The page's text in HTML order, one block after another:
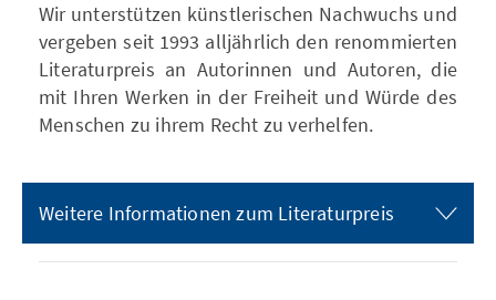
Wir unterstützen künstlerischen Nachwuchs und
vergeben seit 1993 alljährlich den renommierten
Literaturpreis an Autorinnen und Autoren, die
mit Ihren Werken in der Freiheit und Würde des
Menschen zu ihrem Recht zu verhelfen.
Weitere Informationen zum Literaturpreis